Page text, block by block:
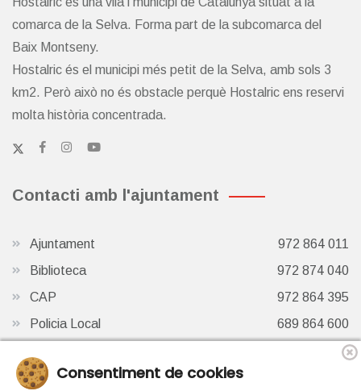
comarca de la Selva. Forma part de la subcomarca del
Baix Montseny.
Hostalric és el municipi més petit de la Selva, amb sols 3
km2. Però això no és obstacle perquè Hostalric ens reservi
molta història concentrada.
Contacti amb l'ajuntament
Ajuntament
972 864 011
Biblioteca
972 874 040
CAP
972 864 395
Policia Local
689 864 600
972 87 41 65
Consentiment de cookies